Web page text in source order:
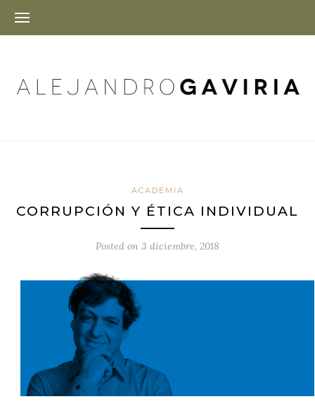
ACADEMIA
CORRUPCIÓN Y ÉTICA INDIVIDUAL
Posted on 3 diciembre, 2018